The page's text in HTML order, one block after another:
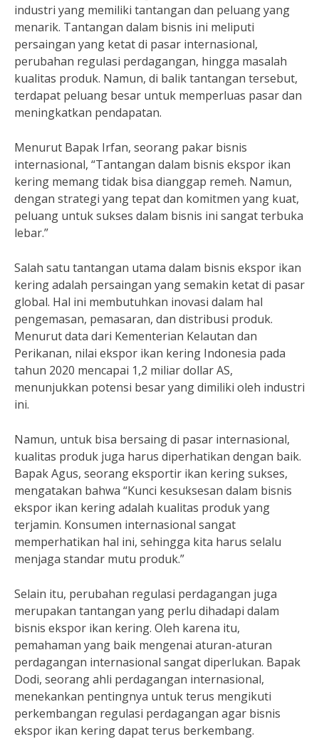
industri yang memiliki tantangan dan peluang yang
menarik. Tantangan dalam bisnis ini meliputi
persaingan yang ketat di pasar internasional,
perubahan regulasi perdagangan, hingga masalah
kualitas produk. Namun, di balik tantangan tersebut,
terdapat peluang besar untuk memperluas pasar dan
meningkatkan pendapatan.
Menurut Bapak Irfan, seorang pakar bisnis
internasional, “Tantangan dalam bisnis ekspor ikan
kering memang tidak bisa dianggap remeh. Namun,
dengan strategi yang tepat dan komitmen yang kuat,
peluang untuk sukses dalam bisnis ini sangat terbuka
lebar.”
Salah satu tantangan utama dalam bisnis ekspor ikan
kering adalah persaingan yang semakin ketat di pasar
global. Hal ini membutuhkan inovasi dalam hal
pengemasan, pemasaran, dan distribusi produk.
Menurut data dari Kementerian Kelautan dan
Perikanan, nilai ekspor ikan kering Indonesia pada
tahun 2020 mencapai 1,2 miliar dollar AS,
menunjukkan potensi besar yang dimiliki oleh industri
ini.
Namun, untuk bisa bersaing di pasar internasional,
kualitas produk juga harus diperhatikan dengan baik.
Bapak Agus, seorang eksportir ikan kering sukses,
mengatakan bahwa “Kunci kesuksesan dalam bisnis
ekspor ikan kering adalah kualitas produk yang
terjamin. Konsumen internasional sangat
memperhatikan hal ini, sehingga kita harus selalu
menjaga standar mutu produk.”
Selain itu, perubahan regulasi perdagangan juga
merupakan tantangan yang perlu dihadapi dalam
bisnis ekspor ikan kering. Oleh karena itu,
pemahaman yang baik mengenai aturan-aturan
perdagangan internasional sangat diperlukan. Bapak
Dodi, seorang ahli perdagangan internasional,
menekankan pentingnya untuk terus mengikuti
perkembangan regulasi perdagangan agar bisnis
ekspor ikan kering dapat terus berkembang.